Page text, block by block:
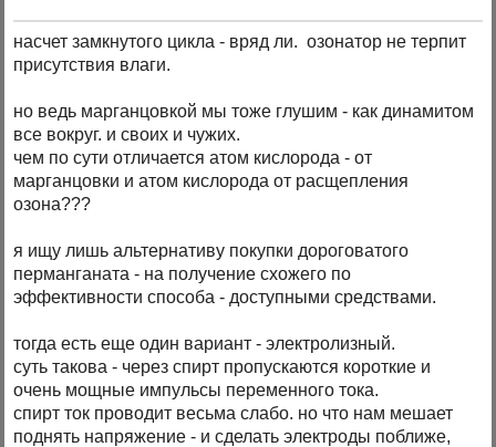
насчет замкнутого цикла - вряд ли. озонатор не терпит
присутствия влаги.
но ведь марганцовкой мы тоже глушим - как динамитом
все вокруг. и своих и чужих.
чем по сути отличается атом кислорода - от
марганцовки и атом кислорода от расщепления
озона???
я ищу лишь альтернативу покупки дороговатого
перманганата - на получение схожего по
эффективности способа - доступными средствами.
тогда есть еще один вариант - электролизный.
суть такова - через спирт пропускаются короткие и
очень мощные импульсы переменного тока.
спирт ток проводит весьма слабо. но что нам мешает
поднять напряжение - и сделать электроды поближе,